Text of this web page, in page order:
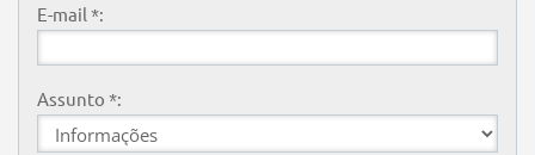
E-mail *:
Assunto *: